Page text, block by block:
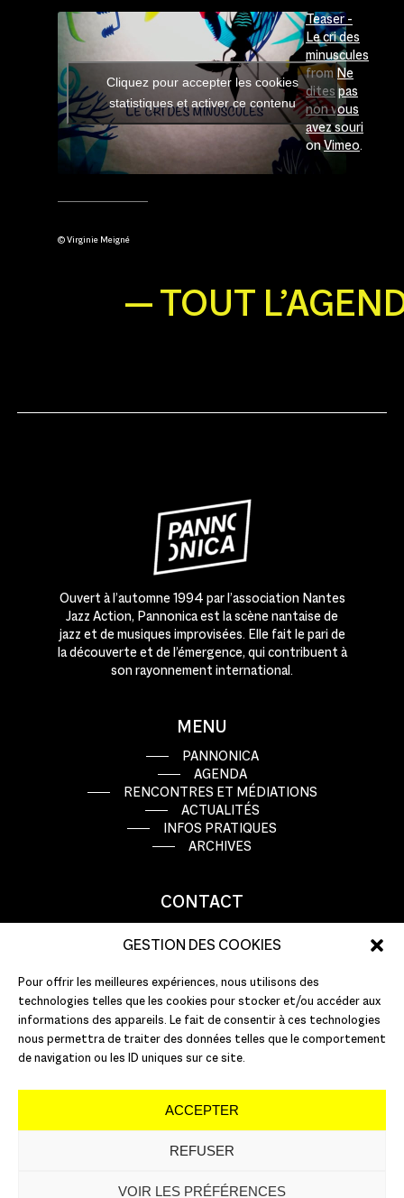
GESTION DES COOKIES
Pour offrir les meilleures expériences, nous utilisons des
technologies telles que les cookies pour stocker et/ou accéder aux
informations des appareils. Le fait de consentir à ces technologies
nous permettra de traiter des données telles que le comportement
de navigation ou les ID uniques sur ce site.
ACCEPTER
REFUSER
VOIR LES PRÉFÉRENCES
Teaser -
Le cri des
minuscules
from Ne
dites pas
non vous
avez souri
onVimeo.
Cliquez pour accepter les cookies
statistiques et activer ce contenu
© Virginie Meigné
— TOUT
Ouvert à l’automne 1994 par l’association Nantes
Jazz Action, Pannonica est la scène nantaise de
jazz et de musiques improvisées. Elle fait le pari de
la découverte et de l’émergence, qui contribuent à
son rayonnement international.
MENU
PANNONICA
AGENDA
RENCONTRES ET MÉDIATIONS
ACTUALITÉS
INFOS PRATIQUES
ARCHIVES
CONTACT
44000 Nantes
T : +33 (0)2 51 72 10 10
E :info@pannonica.com
PANNONICA